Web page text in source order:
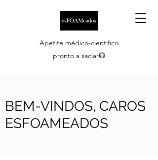
Apetite médico-científico
pronto a saciar🥼
BEM-VINDOS, CAROS
ESFOAMEADOS